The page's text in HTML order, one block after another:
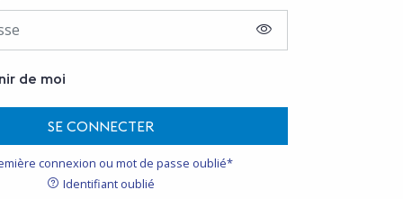
AFFICHER LE MOT
de moi
SE CONNECTER
connexion ou mot de passe oublié*
Identifiant oublié